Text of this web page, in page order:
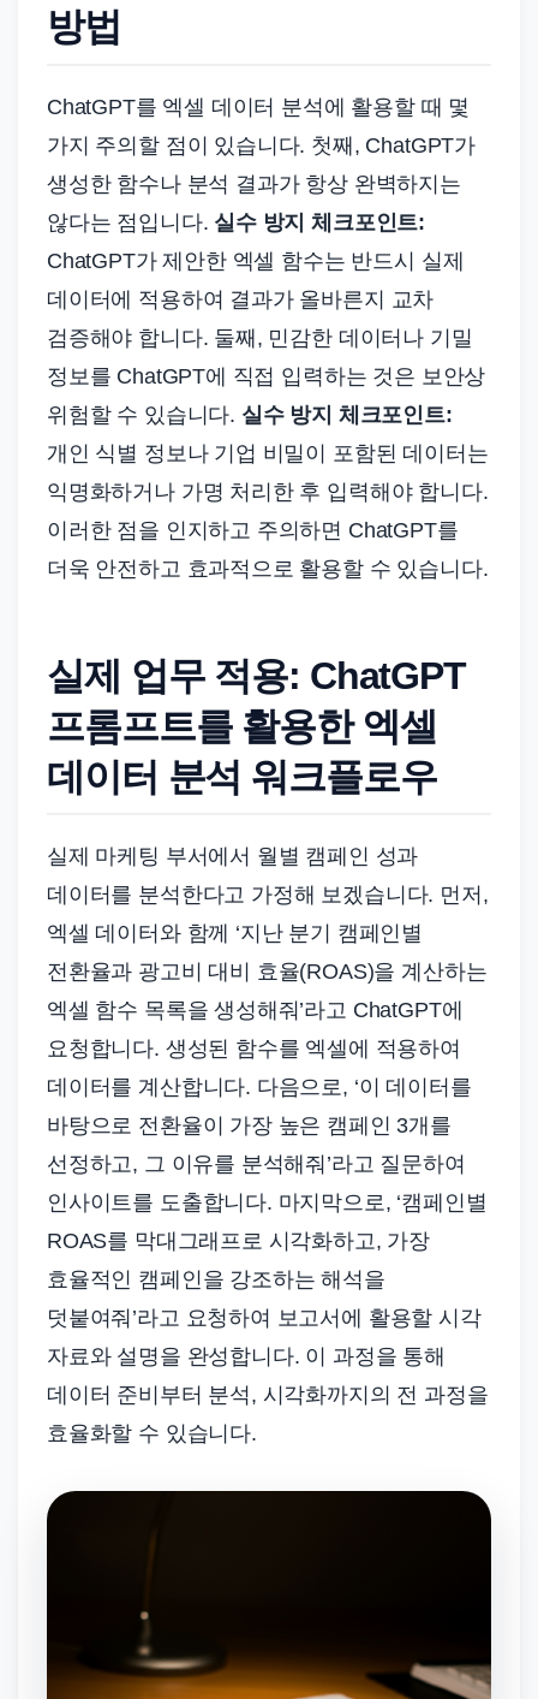
방법
ChatGPT를 엑셀 데이터 분석에 활용할 때 몇
가지 주의할 점이 있습니다. 첫째, ChatGPT가
생성한 함수나 분석 결과가 항상 완벽하지는
않다는 점입니다. 실수 방지 체크포인트:
ChatGPT가 제안한 엑셀 함수는 반드시 실제
데이터에 적용하여 결과가 올바른지 교차
검증해야 합니다. 둘째, 민감한 데이터나 기밀
정보를 ChatGPT에 직접 입력하는 것은 보안상
위험할 수 있습니다. 실수 방지 체크포인트:
개인 식별 정보나 기업 비밀이 포함된 데이터는
익명화하거나 가명 처리한 후 입력해야 합니다.
이러한 점을 인지하고 주의하면 ChatGPT를
더욱 안전하고 효과적으로 활용할 수 있습니다.
실제 업무 적용: ChatGPT
프롬프트를 활용한 엑셀
데이터 분석 워크플로우
실제 마케팅 부서에서 월별 캠페인 성과
데이터를 분석한다고 가정해 보겠습니다. 먼저,
엑셀 데이터와 함께 ‘지난 분기 캠페인별
전환율과 광고비 대비 효율(ROAS)을 계산하는
엑셀 함수 목록을 생성해줘’라고 ChatGPT에
요청합니다. 생성된 함수를 엑셀에 적용하여
데이터를 계산합니다. 다음으로, ‘이 데이터를
바탕으로 전환율이 가장 높은 캠페인 3개를
선정하고, 그 이유를 분석해줘’라고 질문하여
인사이트를 도출합니다. 마지막으로, ‘캠페인별
ROAS를 막대그래프로 시각화하고, 가장
효율적인 캠페인을 강조하는 해석을
덧붙여줘’라고 요청하여 보고서에 활용할 시각
자료와 설명을 완성합니다. 이 과정을 통해
데이터 준비부터 분석, 시각화까지의 전 과정을
효율화할 수 있습니다.